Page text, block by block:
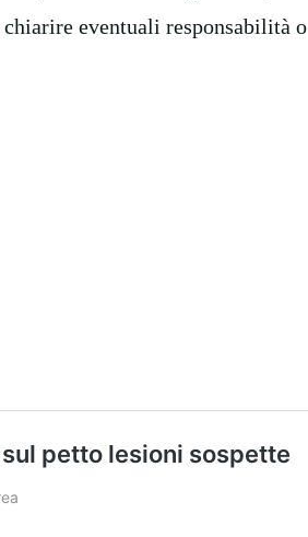
eventuali responsabilità o